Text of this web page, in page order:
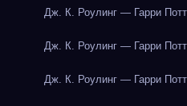
Дж. К. Роулинг — Гарри
Дж. К. Роулинг — Гарри
Дж. К. Роулинг — Гарри